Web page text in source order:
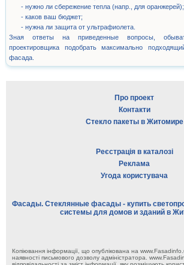
- нужно ли сбережение тепла (напр., для оранжерей);
- каков ваш бюджет;
- нужна ли защита от ультрафиолета.
Зная ответы на приведенные вопросы,
проектировщика подобрать максимально
фасада.
Про проект
Контакти
Стекло пакеты в Житомире
Реєстрація в каталозі
Реклама
Угода користувача
Фасады. Стеклянные фасады - купить
системы для домов и зданий в
Копіювання інформації, що опублікована на
наявності письмового дозволу адміністратора.